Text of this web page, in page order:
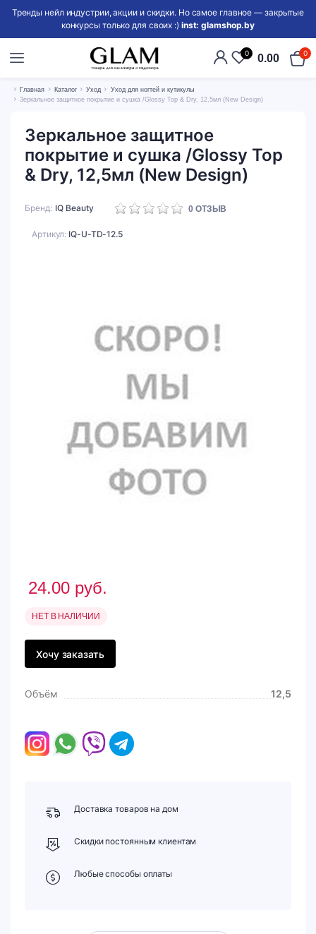
Тренды нейл индустрии, акции и скидки. Но самое главное — закрытые
конкурсы только для своих :) inst: glamshop.by
0 0.00 0
Главная Каталог Уход
Уход для ногтей и кутикулы
Зеркальное защитное покрытие и сушка /Glossy Top & Dry, 12,5мл (New Design)
Зеркальное защитное
покрытие и сушка /Glossy Top
& Dry, 12,5мл (New Design)
Бренд IQ Beauty 0ОТЗЫВ
Артикул: IQ-U-TD-12.5
24.00 руб.
НЕТ В НАЛИЧИИ
Хочу заказать
Объём 12,5
Доставка товаров на дом
Скидки постоянным клиентам
Любые способы оплаты